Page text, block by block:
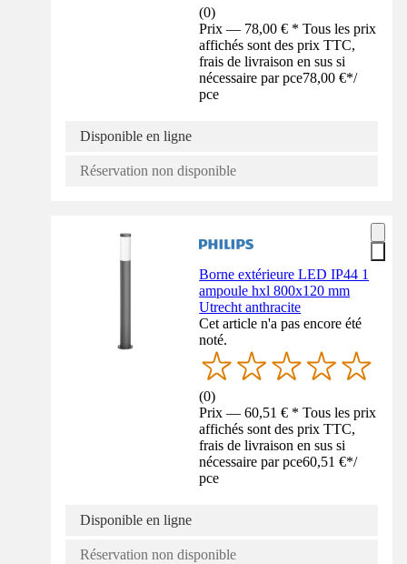
(0)
Prix — 78,00 € * Tous les prix
affichés sont des prix TTC,
frais de livraison en sus si
nécessaire par pce78,00 €*/
pce
Disponible en ligne
Réservation non disponible
Borne extérieure LED IP44 1
ampoule hxl 800x120 mm
Utrecht anthracite
Cet article n'a pas encore été
noté.
(0)
Prix — 60,51 € * Tous les prix
affichés sont des prix TTC,
frais de livraison en sus si
nécessaire par pce60,51 €*/
pce
Disponible en ligne
Réservation non disponible